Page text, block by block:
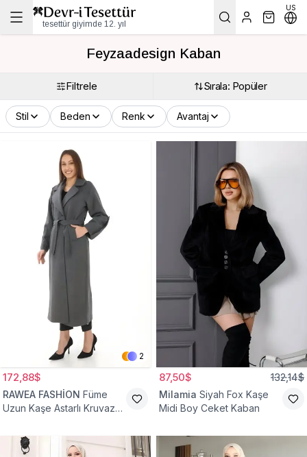
tesettür giyimde 12. yıl
US
Feyzaadesign Kaban
Filtrele Sırala: Popüler
Stil Beden Renk Avantaj
2
172,88$
RAWEA FASHİON Füme
Uzun Kaşe Astarlı Kruvaze
87,50$ 132,14$
Milamia Siyah Fox Kaşe
Midi Boy Ceket Kaban